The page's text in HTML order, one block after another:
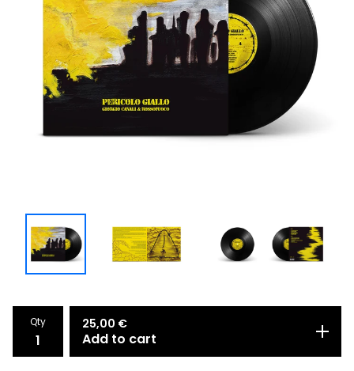
Qty 25,00 €
Add to cart